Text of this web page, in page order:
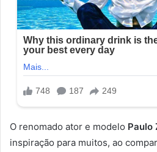
O renomado ator e modelo Paulo
inspiração para muitos, ao